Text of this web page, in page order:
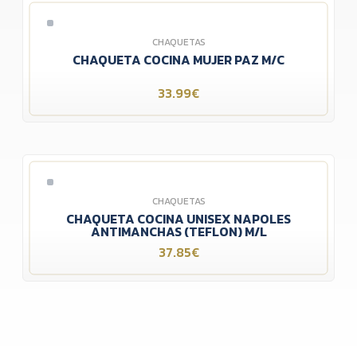
CHAQUETAS
CHAQUETA COCINA MUJER PAZ M/C
33.99€
CHAQUETAS
CHAQUETA COCINA UNISEX NAPOLES
ANTIMANCHAS (TEFLON) M/L
37.85€